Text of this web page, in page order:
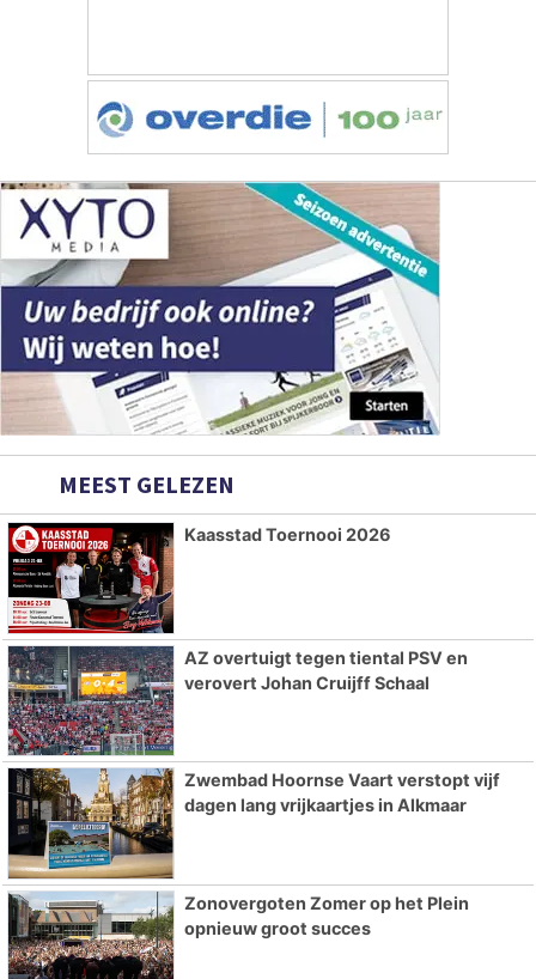
MEEST GELEZEN
Kaasstad Toernooi 2026
AZ overtuigt tegen tiental PSV en
verovert Johan Cruijff Schaal
Zwembad Hoornse Vaart verstopt vijf
dagen lang vrijkaartjes in Alkmaar
Zonovergoten Zomer op het Plein
opnieuw groot succes